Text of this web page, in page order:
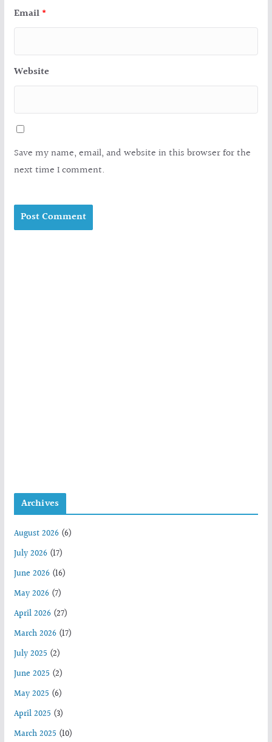
Email *
Website
Save my name, email, and website in this browser for the
next time I comment.
Archives
August 2026(6)
July 2026(17)
June 2026(16)
May 2026(7)
April 2026(27)
March 2026(17)
July 2025 (2)
June 2025 (2)
May 2025 (6)
April 2025 (3)
March 2025 (10)